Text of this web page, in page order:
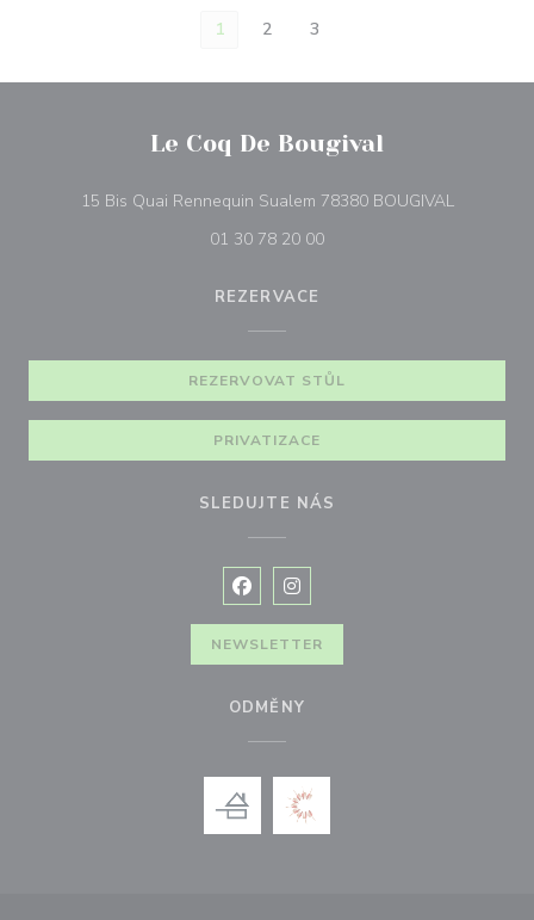
1 2 3
Le Coq De Bougival
15 Bis Quai Rennequin Sualem 78380 BOUGIVAL((otevře
01 30 78 20 00
REZERVACE
REZERVOVAT STŮL
PRIVATIZACE
SLEDUJTE NÁS
Facebook ((otevře se v novém
Instagram ((otevře se v
NEWSLETTER
ODMĚNY